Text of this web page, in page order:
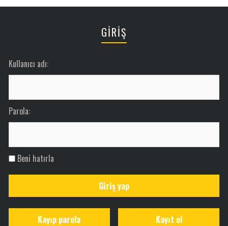
GİRİŞ
Kullanıcı adı:
Parola:
Beni hatırla
Giriş yap
Kayıt ol
Kayıp parola